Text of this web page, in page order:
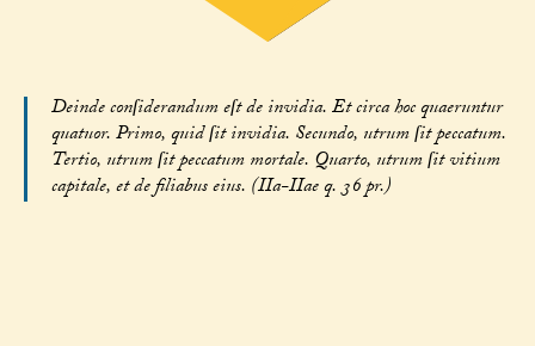
Deinde conſiderandum eſt de invidia. Et circa hoc quaeruntur
quatuor. Primo, quid ſit invidia. Secundo, utrum ſit peccatum.
Tertio, utrum ſit peccatum mortale. Quarto, utrum ſit vitium
capitale, et de filiabus eius. (IIa-IIae q. 36 pr.)